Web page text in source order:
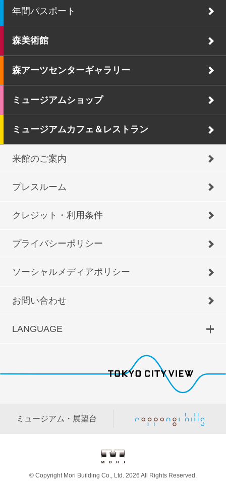
年間パスポート
森美術館
森アーツセンターギャラリー
ミュージアムショップ
ミュージアムカフェ＆レストラン
来館のご案内
プレスルーム
クレジット・利用条件
プライバシーポリシー
ソーシャルメディアポリシー
お問い合わせ
LANGUAGE
ミュージアム・展望台
© Copyright Mori Building Co., Ltd. 2026 All Rights Reserved.